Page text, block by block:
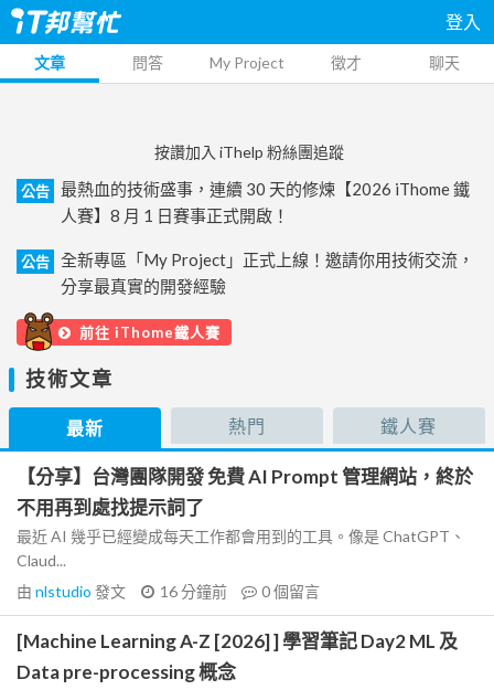
登入
文章 問答 My Project 徵才 聊天
按讚加入 iThelp 粉絲團追蹤
公告
最熱血的技術盛事，連續 30 天的修煉【2026 iThome 鐵
人賽】8 月 1 日賽事正式開啟！
公告
全新專區「My Project」正式上線！邀請你用技術交流，
分享最真實的開發經驗
前往 iThome鐵人賽
技術文章
最新 熱門 鐵人賽
【分享】台灣團隊開發 免費 AI Prompt 管理網站，終於
不用再到處找提示詞了
最近 AI 幾乎已經變成每天工作都會用到的工具。像是 ChatGPT、
Claud...
由 nlstudio 發文 16 分鐘前 0個留言
[Machine Learning A-Z [2026] ] 學習筆記 Day2 ML 及
Data pre-processing 概念